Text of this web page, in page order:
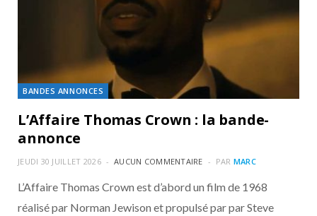
BANDES ANNONCES
L’Affaire Thomas Crown : la bande-
annonce
JEUDI 30 JUILLET 2026 AUCUN COMMENTAIRE PAR MARC
L’Affaire Thomas Crown est d’abord un film de 1968
réalisé par Norman Jewison et propulsé par par Steve